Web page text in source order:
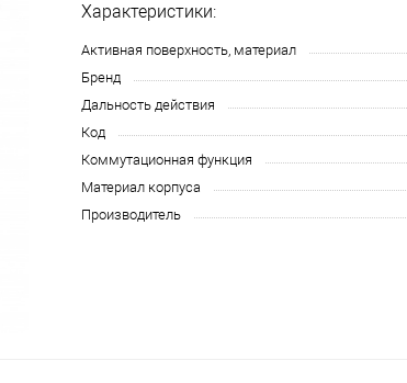
Характеристики:
Активная поверхность, материал
Бренд
Дальность действия
Код
Коммутационная функция
Материал корпуса
Производитель